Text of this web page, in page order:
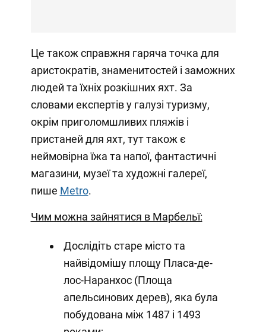
Це також справжня гаряча точка для
аристократів, знаменитостей і заможних
людей та їхніх розкішних яхт. За
словами експертів у галузі туризму,
окрім приголомшливих пляжів і
пристаней для яхт, тут також є
неймовірна їжа та напої, фантастичні
магазини, музеї та художні галереї,
пише Metro.
Чим можна зайнятися в Марбельї:
Дослідіть старе місто та
найвідомішу площу Пласа-де-
лос-Наранхос (Площа
апельсинових дерев), яка була
побудована між 1487 і 1493